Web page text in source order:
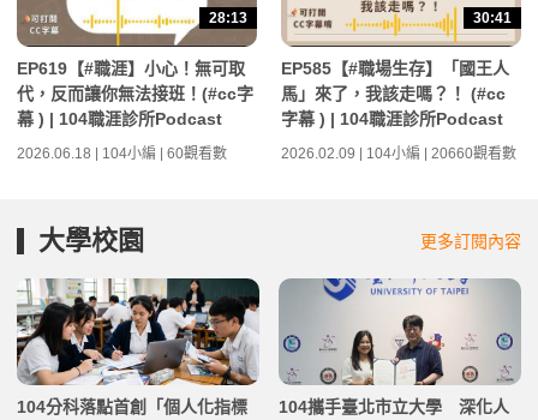
28:13
EP619【#職涯】小心！無可取
代，反而讓你無法接班！(#cc字
幕 ) | 104職涯診所Podcast
2026.06.18 | 104小編 | 60觀看數
30:41
EP585【#職場生存】「國王人
馬」來了，我該走嗎？！ (#cc
字幕 ) | 104職涯診所Podcast
2026.02.09 | 104小編 | 20660觀看數
大學校園 更多訂閱內容
104分科落點首創「個人化指標
104攜手臺北市立大學 深化人